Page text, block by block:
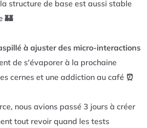
structure de base est aussi stable
🏰
à ajuster des micro-interactions
de s'évaporer à la prochaine
cernes et une addiction au café ⏰
nous avions passé 3 jours à créer
tout revoir quand les tests